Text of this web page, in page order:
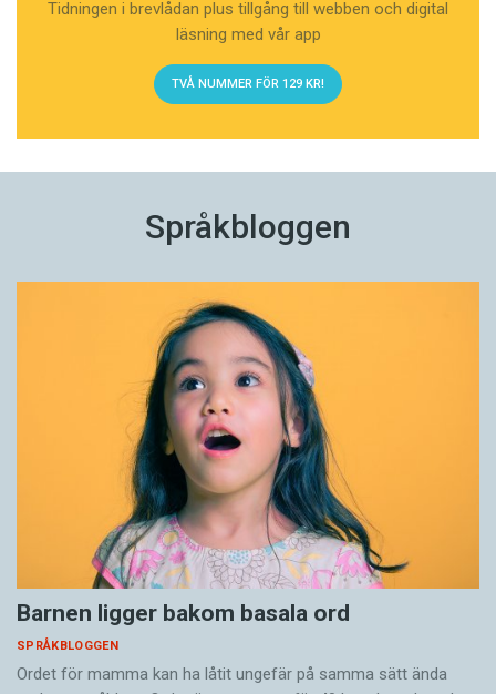
Tidningen i brevlådan plus tillgång till webben och digital
läsning med vår app
TVÅ NUMMER FÖR 129 KR!
Språkbloggen
Barnen ligger bakom basala ord
SPRÅKBLOGGEN
Ordet för mamma kan ha låtit ungefär på samma sätt ända